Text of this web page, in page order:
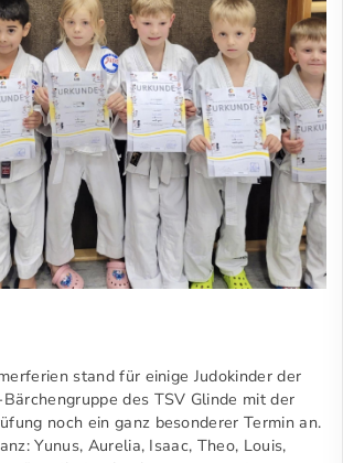
stand für einige Judokinder der
des TSV Glinde mit der
noch ein ganz besonderer Termin an.
Yunus, Aurelia, Isaac, Theo, Louis,